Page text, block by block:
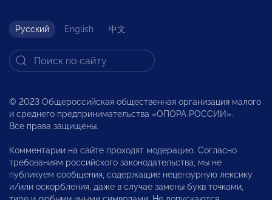
Русский English 中文
© 2023 Общероссийская общественная организация малого
и среднего предпринимательства «ОПОРА РОССИИ».
Все права защищены.
Комментарии на сайте проходят модерацию. Согласно
требованиям российского законодательства, мы не
публикуем сообщения, содержащие нецензурную лексику
и/или оскорбления, даже в случае замены букв точками,